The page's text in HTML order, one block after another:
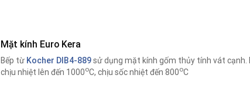
Mặt kính Euro Kera
Bếp từ Kocher DIB4-889sử dụng mặt kính gốm thủy tính vát cạnh.
chịu nhiệt lên đến 1000oC, chịu sốc nhiệt đến 800oC